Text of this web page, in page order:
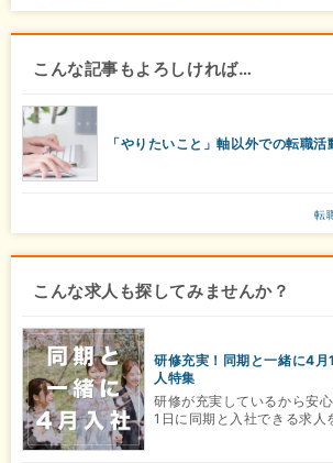
こんな記事もよろしければ…
「やりたいこと」軸以外での転職活
転
こんな求人も探してみませんか？
研修充実！同期と一緒に4月
人特集
研修が充実しているから安
1日に同期と入社できる求人